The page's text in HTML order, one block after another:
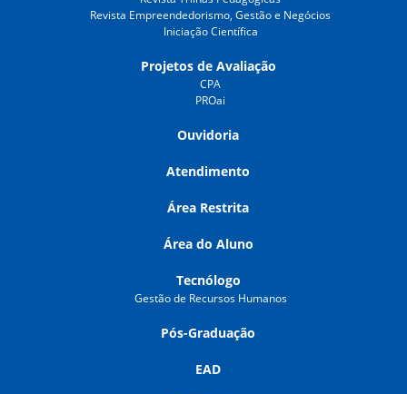
Revista Empreendedorismo, Gestão e Negócios
Iniciação Científica
Projetos de Avaliação
CPA
PROai
Ouvidoria
Atendimento
Área Restrita
Área do Aluno
Tecnólogo
Gestão de Recursos Humanos
Pós-Graduação
EAD